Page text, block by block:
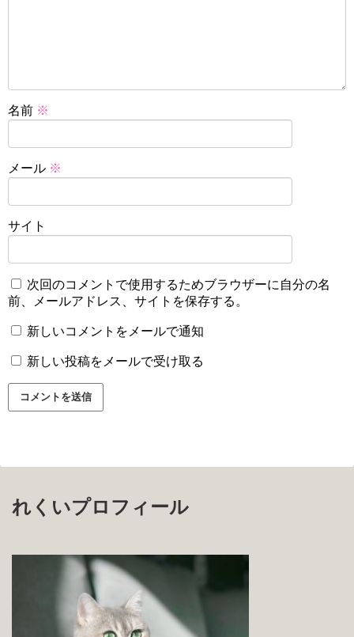
名前 ※
メール ※
サイト
次回のコメントで使用するためブラウザーに自分の名
前、メールアドレス、サイトを保存する。
新しいコメントをメールで通知
新しい投稿をメールで受け取る
れくいプロフィール